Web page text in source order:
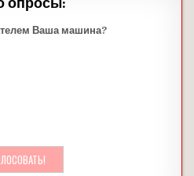
опросы:
Ваша машина?